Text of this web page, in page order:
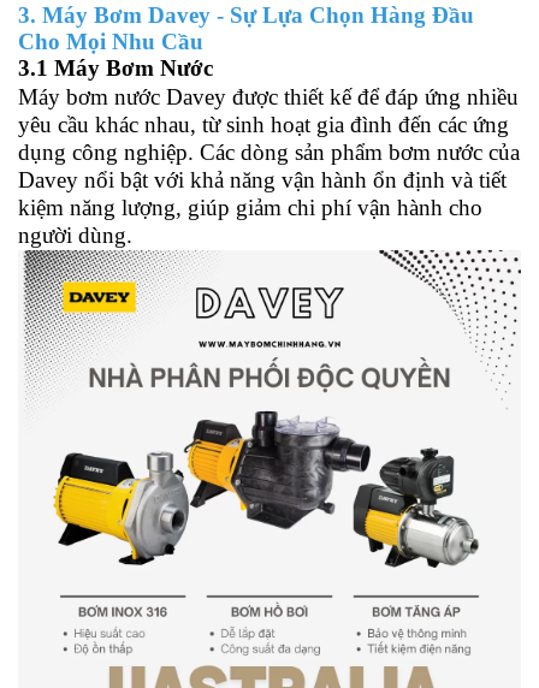
3. Máy Bơm Davey - Sự Lựa Chọn Hàng Đầu
Cho Mọi Nhu Cầu
3.1 Máy Bơm Nước
Máy bơm nước Davey được thiết kế để đáp ứng nhiều
yêu cầu khác nhau, từ sinh hoạt gia đình đến các ứng
dụng công nghiệp. Các dòng sản phẩm bơm nước của
Davey nổi bật với khả năng vận hành ổn định và tiết
kiệm năng lượng, giúp giảm chi phí vận hành cho
người dùng.